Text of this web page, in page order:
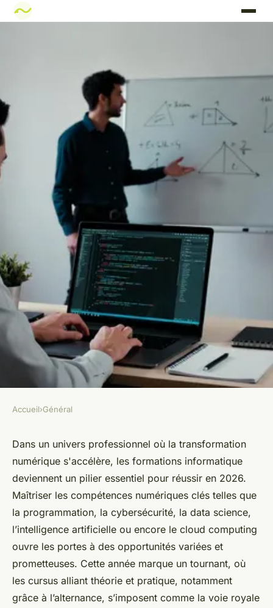
Les meilleures formations en
informatique pour réussir en
2026
Charles•23 février 2026•9 min de lecture
Accueil›Général
Dans un univers professionnel où la transformation
numérique s'accélère, les formations informatique
deviennent un pilier essentiel pour réussir en 2026.
Maîtriser les compétences numériques clés telles que
la programmation, la cybersécurité, la data science,
l’intelligence artificielle ou encore le cloud computing
ouvre les portes à des opportunités variées et
prometteuses. Cette année marque un tournant, où
les cursus alliant théorie et pratique, notamment
grâce à l’alternance, s’imposent comme la voie royale